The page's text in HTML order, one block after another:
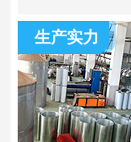
生产实力